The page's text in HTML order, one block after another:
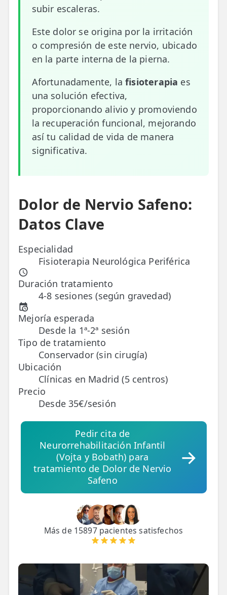
🛍️ Tienda Productos Fisioterapia
🎁 Tarjetas Regalo
🛒 Carrito
CONTACTO
☎️ 91 005 23 63
📧 Contacta
ESPECIALIDADES
🩻 Fisioterapia Traumatológica
🦴 Osteopatía
💆 Masajes Madrid
🏅 Fisioterapia Deportiva
🧠 Fisioterapia Neurológica
🧍 Fisioterapia Vestibular
🫁 Fisioterapia Respiratoria
👶 Fisioterapia Pediátrica
TRATAMIENTOS
✅ Punción Seca
✅ Ondas de Choque
✅ EPTE - EPI
ESTÉTICA
✨ Fisioestética
✨ Radiofrecuencia INDIBA
✨ Drenaje Linfático Manual
✨ Cicatrices y Estrías
subir escaleras.
Este dolor se origina por la irritación
o compresión de este nervio, ubicado
en la parte interna de la pierna.
Afortunadamente, lafisioterapia es
una solución efectiva,
proporcionando alivio y promoviendo
la recuperación funcional, mejorando
así tu calidad de vida de manera
significativa.
Dolor de Nervio Safeno:
Datos Clave
Especialidad
Fisioterapia Neurológica Periférica
Duración tratamiento
4-8 sesiones (según gravedad)
Mejoría esperada
Desde la 1ª-2ª sesión
Tipo de tratamiento
Conservador (sin cirugía)
Ubicación
Clínicas en Madrid (5 centros)
Precio
Desde 35€/sesión
Pedir cita de
Neurorrehabilitación Infantil
(Vojta y Bobath) para
tratamiento de Dolor de Nervio
Safeno
Más de 15897 pacientes satisfechos